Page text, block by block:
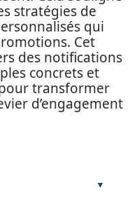
stratégies de
qui
Cet
des notifications
concrets et
transformer
d’engagement